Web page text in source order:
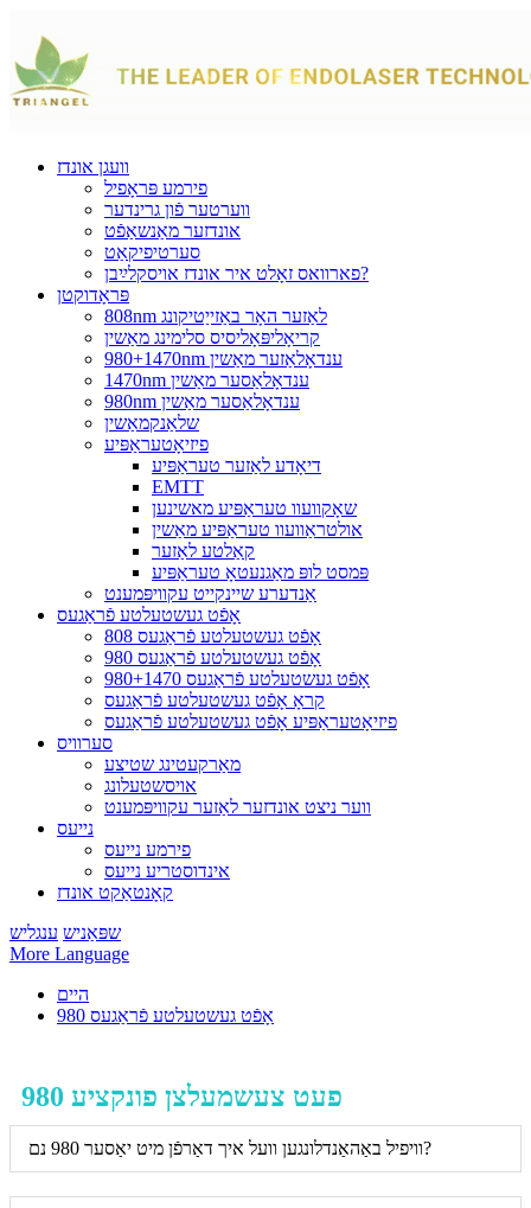
וועגן אונדז
פירמע פּראָפיל
ווערטער פֿון גרינדער
אונדזער מאַנשאַפֿט
סערטיפיקאַט
פארוואס זאָלט איר אונדז אויסקלײַבן?
פּראָדוקטן
808nm לאַזער האָר באַזייַטיקונג
קריאָליפּאָליסיס סלימינג מאַשין
980+1470nm ענדאָלאַזער מאַשין
1470nm ענדאָלאַסער מאַשין
980nm ענדאָלאַסער מאַשין
שלאַנקמאַשין
פיזיאָטעראַפּיע
דיאָדע לאַזער טעראַפּיע
EMTT
שאָקוועוו טעראַפּיע מאשינען
אולטראַוועוו טעראַפּיע מאַשין
קאַלטע לאַזער
פּמסט לופּ מאַגנעטאָ טעראַפּיע
אַנדערע שיינקייט עקוויפּמענט
אָפֿט געשטעלטע פֿראַגעס
808 אָפֿט געשטעלטע פֿראַגעס
980 אָפֿט געשטעלטע פֿראַגעס
980+1470 אָפֿט געשטעלטע פֿראַגעס
קראָ אָפֿט געשטעלטע פֿראַגעס
פיזיאָטעראַפּיע אָפֿט געשטעלטע פֿראַגעס
סערוויס
מאַרקעטינג שטיצע
אויסשטעלונג
ווער ניצט אונדזער לאַזער עקוויפּמענט
נייעס
פירמע נייעס
אינדוסטריע נייעס
קאָנטאַקט אונדז
שפּאַניש ענגליש
More Language
היים
980 אָפֿט געשטעלטע פֿראַגעס
980 פעט צעשמעלצן פונקציע
וויפיל באַהאַנדלונגען וועל איך דאַרפֿן מיט יאַסער 980 נם?